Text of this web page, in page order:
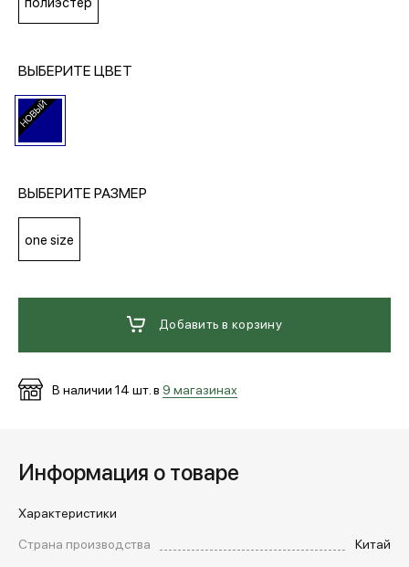
ПОКУПАТЕЛЯМ
Вход в личный кабинет
+7 (495) 139-66-00
ВЫБЕРИТЕ ЦВЕТ
ВЫБЕРИТЕ РАЗМЕР
one size
Добавить в корзину
В наличии 14 шт. в 9 магазинах
Информация о товаре
Характеристики
Страна производства
Китай